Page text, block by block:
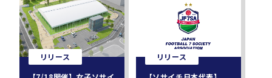
リリース
リリース